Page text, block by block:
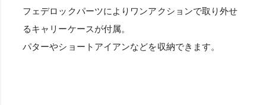
フェデロックパーツによりワンアクションで取り外せ
るキャリーケースが付属。
パターやショートアイアンなどを収納できます。